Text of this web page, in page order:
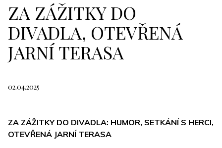
ZA ZÁŽITKY DO
DIVADLA, OTEVŘENÁ
JARNÍ TERASA
02.04.2025
ZA ZÁŽITKY DO DIVADLA: HUMOR, SETKÁNÍ S HERCI,
OTEVŘENÁ JARNÍ TERASA